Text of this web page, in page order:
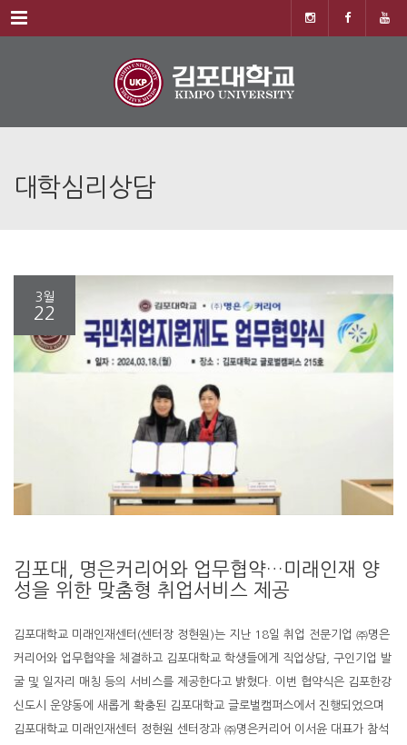
Menu
대학심리상담
3월
22
김포대, 명은커리어와 업무협약…미래인재 양
성을 위한 맞춤형 취업서비스 제공
김포대학교 미래인재센터(센터장 정현원)는 지난 18일 취업 전문기업 ㈜명은
커리어와 업무협약을 체결하고 김포대학교 학생들에게 직업상담, 구인기업 발
굴 및 일자리 매칭 등의 서비스를 제공한다고 밝혔다. 이번 협약식은 김포한강
신도시 운양동에 새롭게 확충된 김포대학교 글로벌캠퍼스에서 진행되었으며
김포대학교 미래인재센터 정현원 센터장과 ㈜명은커리어 이서윤 대표가 참석